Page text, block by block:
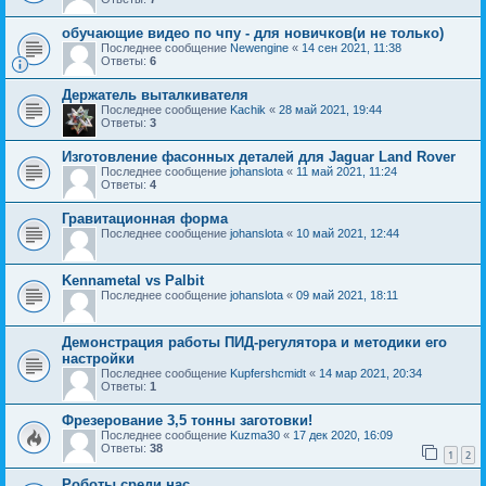
обучающие видео по чпу - для новичков(и не только)
Последнее сообщение Newengine « 14 сен 2021, 11:38
Ответы: 6
Держатель выталкивателя
Последнее сообщение Kachik « 28 май 2021, 19:44
Ответы: 3
Изготовление фасонных деталей для Jaguar Land Rover
Последнее сообщение johanslota « 11 май 2021, 11:24
Ответы: 4
Гравитационная форма
Последнее сообщение johanslota « 10 май 2021, 12:44
Kennametal vs Palbit
Последнее сообщение johanslota « 09 май 2021, 18:11
Демонстрация работы ПИД-регулятора и методики его
настройки
Последнее сообщение Kupfershcmidt « 14 мар 2021, 20:34
Ответы: 1
Фрезерование 3,5 тонны заготовки!
Последнее сообщение Kuzma30 « 17 дек 2020, 16:09
Ответы: 38 1 2